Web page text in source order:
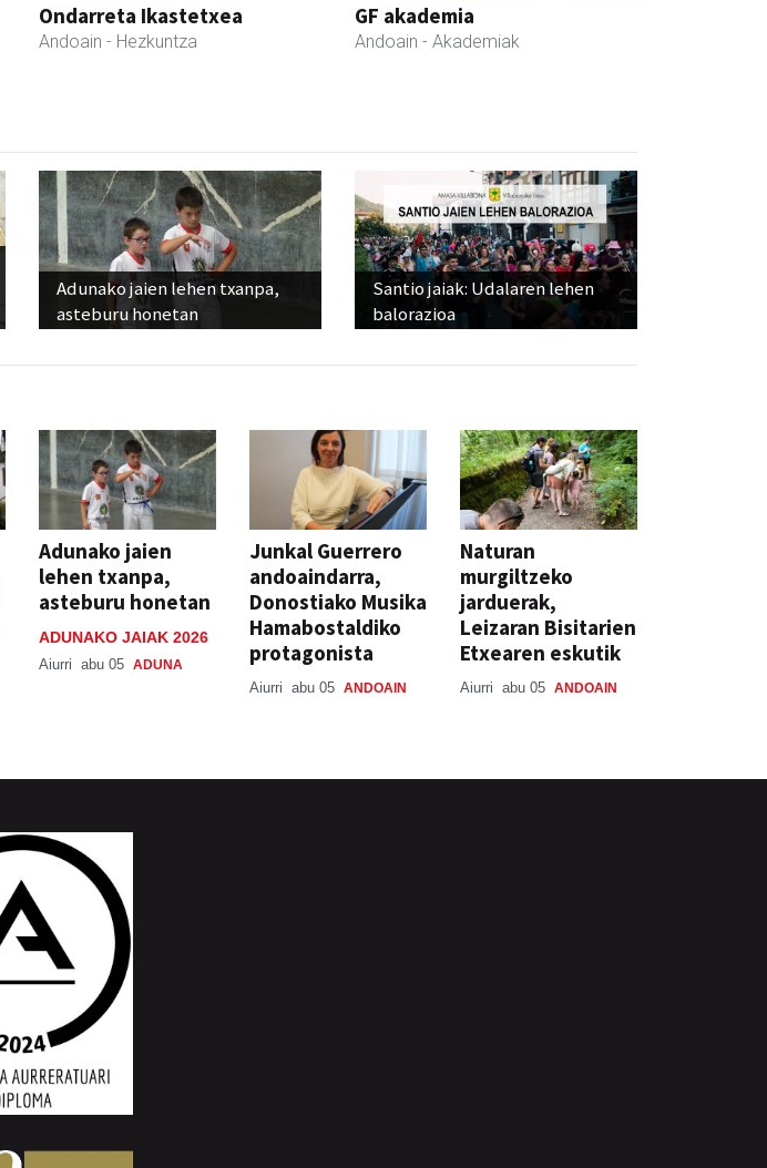
Ondarreta Ikastetxea
Andoain - Hezkuntza
GF akademia
Andoain - Akademiak
Adunako jaien lehen txanpa,
asteburu honetan
Santio jaiak: Udalaren lehen
balorazioa
Adunako jaien
lehen txanpa,
asteburu honetan
ADUNAKO JAIAK 2026
Aiurri abu 05 ADUNA
Junkal Guerrero
andoaindarra,
Donostiako Musika
Hamabostaldiko
protagonista
Aiurri abu 05 ANDOAIN
Naturan
murgiltzeko
jarduerak,
Leizaran Bisitarien
Etxearen eskutik
Aiurri abu 05 ANDOAIN